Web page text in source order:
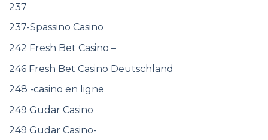
237
237-Spassino Casino
242 Fresh Bet Casino –
246 Fresh Bet Casino Deutschland
248 -casino en ligne
249 Gudar Casino
249 Gudar Casino-